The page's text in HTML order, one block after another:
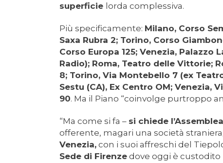
superficie lorda complessiva.
Più specificamente: Milano, Corso
Saxa Rubra 2; Torino, Corso
Corso Europa 125; Venezia, Palazzo
Radio); Roma, Teatro delle Vittorie;
8; Torino, Via Montebello 7 (ex
Sestu (CA), Ex Centro OM; Venezia,
90. Ma il Piano “coinvolge purtroppo
“Ma come si fa – si chiede
offerente, magari una società
Venezia, con i suoi affreschi del
Sede di Firenze dove oggi è